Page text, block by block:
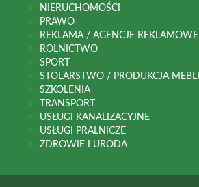
NIERUCHOMOŚCI
PRAWO
REKLAMA / AGENCJE REKLAMOWE
ROLNICTWO
SPORT
STOLARSTWO / PRODUKCJA MEBLI
SZKOLENIA
TRANSPORT
USŁUGI KANALIZACYJNE
USŁUGI PRALNICZE
ZDROWIE I URODA